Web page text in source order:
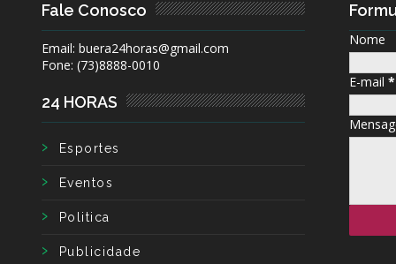
Fale Conosco
Email: buera24horas@gmail.com
Fone: (73)8888-0010
24 HORAS
Esportes
Eventos
Politica
Publicidade
Nome
E-mail *